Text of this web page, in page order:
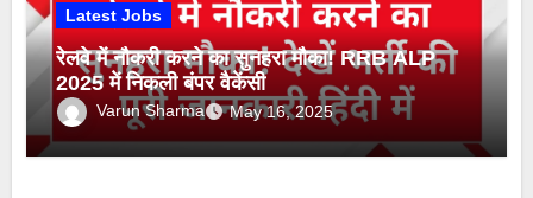
Latest Jobs
रेलवे में नौकरी करने का सुनहरा मौका! RRB ALP
2025 में निकली बंपर वैकेंसी
Varun Sharma May 16, 2025